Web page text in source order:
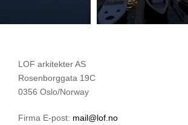
LOF arkitekter AS
Rosenborggata 19C
0356 Oslo/Norway
Firma E-post: mail@lof.no